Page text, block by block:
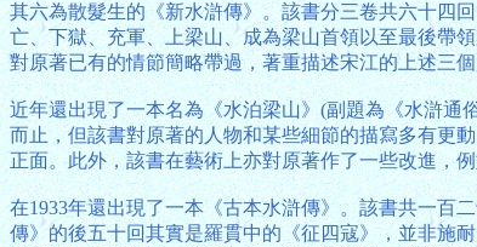
其六為散髮生的《新水滸傳》。該書分三卷共六十四
亡、下獄、充軍、上梁山、成為梁山首領以至最後帶
對原著已有的情節簡略帶過，著重描述宋江的上述三
近年還出現了一本名為《水泊梁山》(副題為《水滸通
而止，但該書對原著的人物和某些細節的描寫多有更
正面。此外，該書在藝術上亦對原著作了一些改進，
在1933年還出現了一本《古本水滸傳》。該書共一百
傳》的後五十回其實是羅貫中的《征四寇》，並非施